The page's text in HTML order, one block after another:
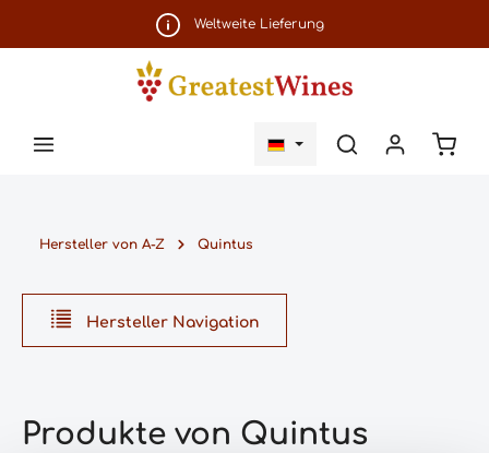
Zum Hauptinhalt springenWeltweite Lieferung
Hersteller von A-Z Quintus
Hersteller Navigation
Produkte von Quintus